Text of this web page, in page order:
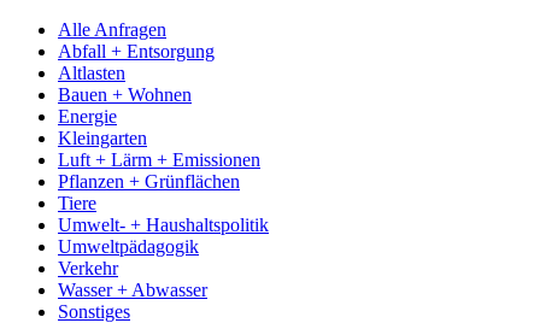
Alle Anfragen
Abfall + Entsorgung
Altlasten
Bauen + Wohnen
Energie
Kleingarten
Luft + Lärm + Emissionen
Pflanzen + Grünflächen
Tiere
Umwelt- + Haushaltspolitik
Umweltpädagogik
Verkehr
Wasser + Abwasser
Sonstiges